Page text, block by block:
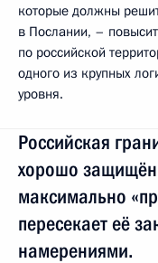
которые должны
в Послании, –
по российской
одного из крупных
уровня.
Российская
хорошо
максимально
пересекает её
намерениями.